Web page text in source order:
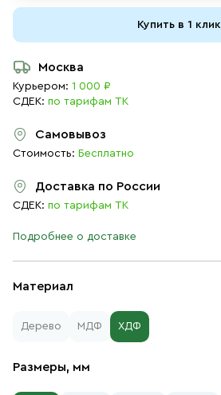
Материал
Дерево МДФ ХДФ
Размеры, мм
Купить в 1 клик
Москва
Курьером: 1 000 ₽
СДЕК: по тарифам ТК
Самовывоз
Стоимость: Бесплатно
Доставка по России
СДЕК: по тарифам ТК
Подробнее о доставке